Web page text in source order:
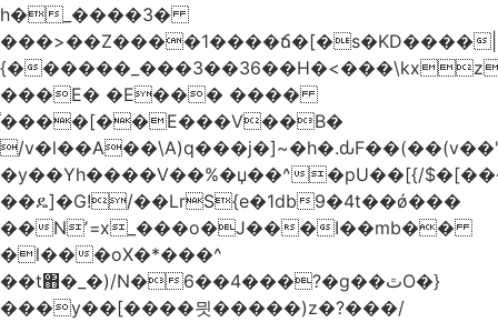
h�_����3�
���>��Z����1����ճ�[�s�KD����|
{�
���E� �E��� ����
֫����[��E���V��B�
/
�y��Yh����V��%�џ��^�pU��[{/$�[�
��ዴ]�G!/��LrS{e�1db9�4t��ǿ���
��Nʼ=x_���o�J���I��mb��
�l���oX�*���^
��t΋�_�)/N�6��4���?�g��ٿO�}
���y��[����믯�����)z�?���/